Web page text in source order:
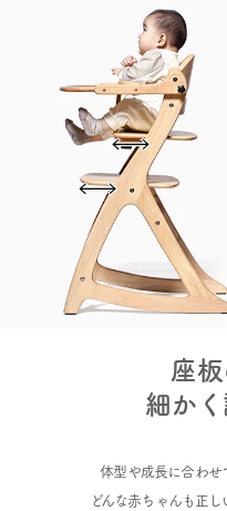
座
細かく
体型や成長に合わせ
どんな赤ちゃんも正し